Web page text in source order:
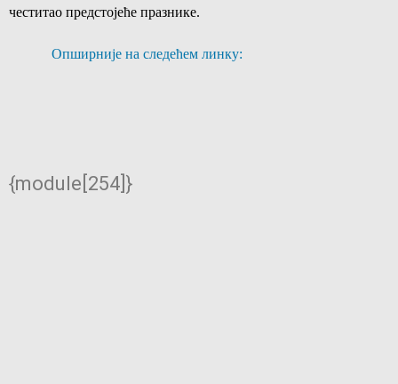
честитао предстојеће празнике.
Опширније на следећем линку:
{module[254]}